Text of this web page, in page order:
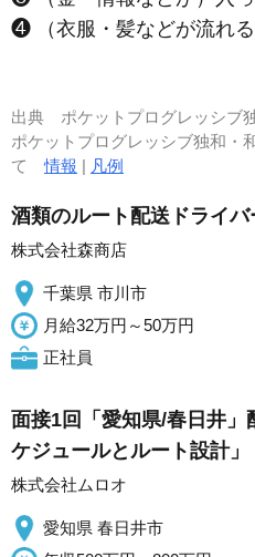
❹ （衣服・髪などが流れ
出典 ポケットプログレッシブ
ポケットプログレッシブ独和・
て情報 | 凡例
酒類のルート配送ドライバ
株式会社森商店
千葉県 市川市
月給32万円～50万円
正社員
面接1回「愛知県/春日井」
ケジュールとルート設計」
株式会社ムロオ
愛知県 春日井市